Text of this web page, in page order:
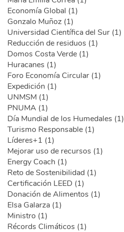
Economía Global (1)
Gonzalo Muñoz (1)
Universidad Científica del Sur (1)
Reducción de residuos (1)
Domos Costa Verde (1)
Huracanes (1)
Foro Economía Circular (1)
Expedición (1)
UNMSM (1)
PNUMA (1)
Día Mundial de los Humedales (1)
Turismo Responsable (1)
Líderes+1 (1)
Mejorar uso de recursos (1)
Energy Coach (1)
Reto de Sostenibilidad (1)
Certificación LEED (1)
Donación de Alimentos (1)
Elsa Galarza (1)
Ministro (1)
Récords Climáticos (1)